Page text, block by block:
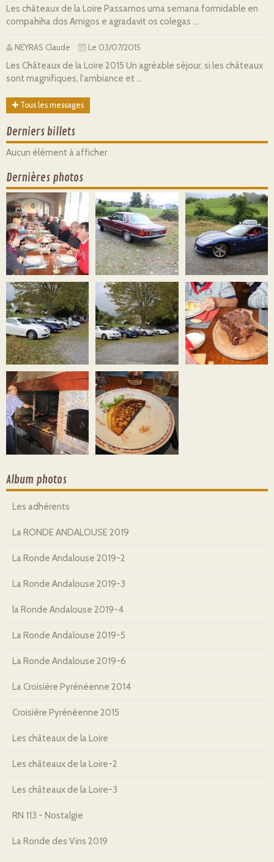
Les châteaux de la Loire Passamos uma semana formidable en
compahiha dos Amigos e agradavit os colegas ...
NEYRAS Claude Le 03/07/2015
Les Châteaux de la Loire 2015 Un agréable séjour, si les châteaux
sont magnifiques, l'ambiance et ...
Tous les messages
Derniers billets
Aucun élément à afficher
Dernières photos
Album photos
Les adhérents
La RONDE ANDALOUSE 2019
La Ronde Andalouse 2019-2
La Ronde Andalouse 2019-3
la Ronde Andalouse 2019-4
La Ronde Andalouse 2019-5
La Ronde Andalouse 2019-6
La Croisiére Pyrénéenne 2014
Croisiére Pyrénéenne 2015
Les châteaux de la Loire
Les châteaux de la Loire-2
Les châteaux de la Loire-3
RN 113 - Nostalgie
La Ronde des Vins 2019